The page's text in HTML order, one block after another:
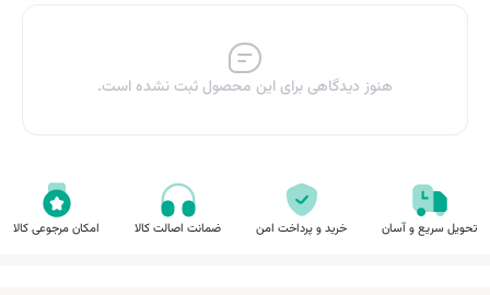
هنوز دیدگاهی برای این محصول ثبت نشده است.
تحویل سریع و آسان خرید و پرداخت امن ضمانت اصالت کالا امکان مرجوعی کالا